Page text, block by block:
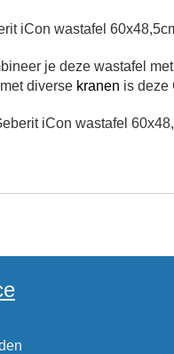
iCon wastafel
je deze wastafel
diverse kranen is deze
iCon wastafel